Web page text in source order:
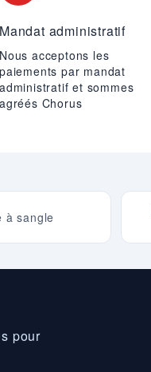
Mandat administratif
Nous acceptons les
paiements par mandat
administratif et sommes
agréés Chorus
à sangle
pour